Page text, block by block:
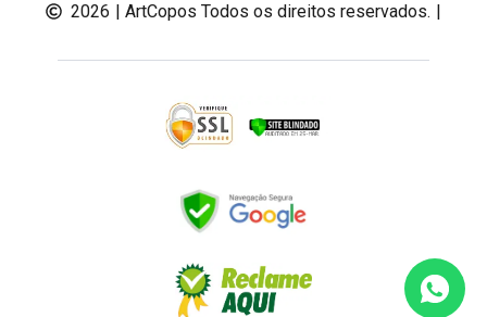
2026 | ArtCopos Todos os direitos reservados.